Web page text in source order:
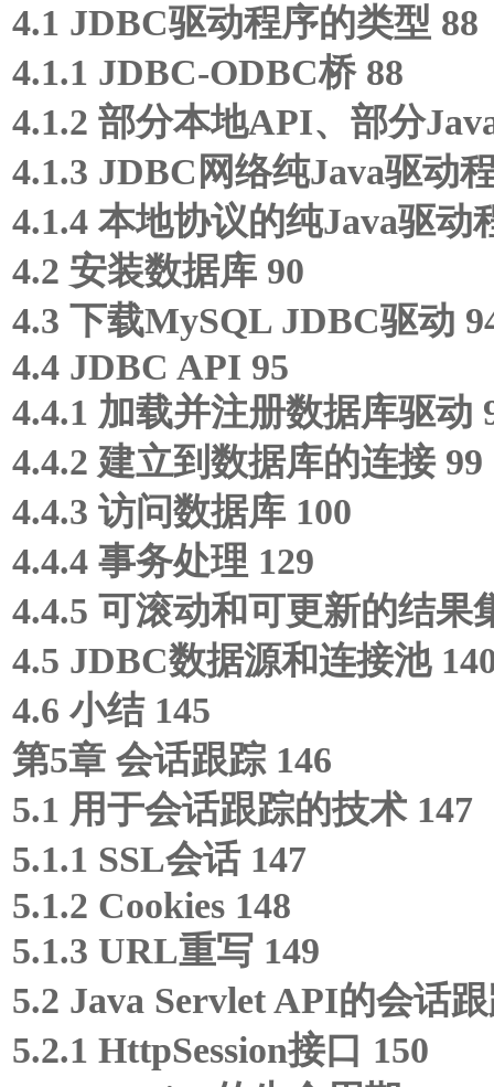
4.1 JDBC驱动程序的类型 88
4.1.1 JDBC-ODBC桥 88
4.1.2 部分本地API、部分
4.1.3 JDBC网络纯Java驱动
4.1.4 本地协议的纯Java驱动
4.2 安装数据库 90
4.3 下载MySQL JDBC驱动
4.4 JDBC API 95
4.4.1 加载并注册数据库驱动
4.4.2 建立到数据库的连接 99
4.4.3 访问数据库 100
4.4.4 事务处理 129
4.4.5 可滚动和可更新的结果
4.5 JDBC数据源和连接池
4.6 小结 145
第5章 会话跟踪 146
5.1 用于会话跟踪的技术 147
5.1.1 SSL会话 147
5.1.2 Cookies 148
5.1.3 URL重写 149
5.2 Java Servlet API的会话
5.2.1 HttpSession接口 150